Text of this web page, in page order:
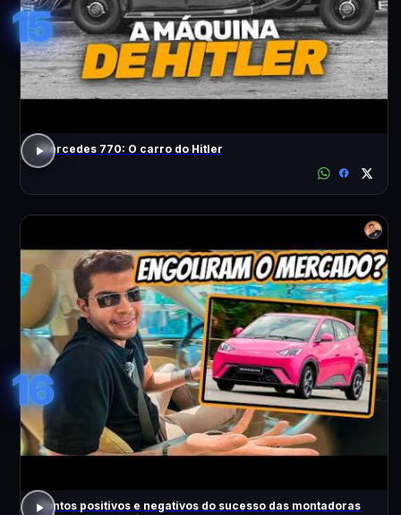
15
Mercedes 770: O carro do Hitler
16
Pontos positivos e negativos do sucesso das montadoras